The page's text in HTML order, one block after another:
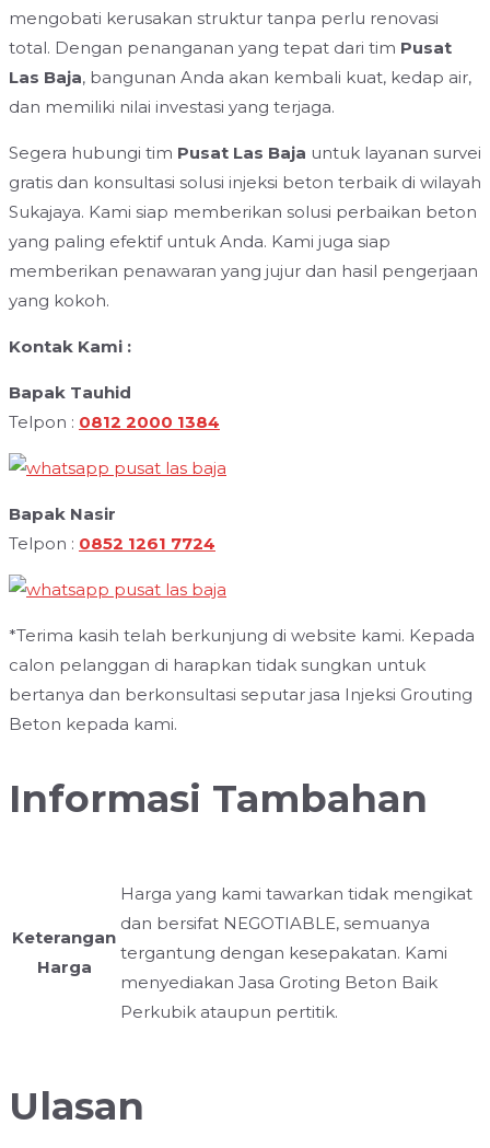
mengobati kerusakan struktur tanpa perlu renovasi
total. Dengan penanganan yang tepat dari tim Pusat
Las Baja, bangunan Anda akan kembali kuat, kedap air,
dan memiliki nilai investasi yang terjaga.
Segera hubungi tim Pusat Las Baja untuk layanan survei
gratis dan konsultasi solusi injeksi beton terbaik di wilayah
Sukajaya. Kami siap memberikan solusi perbaikan beton
yang paling efektif untuk Anda. Kami juga siap
memberikan penawaran yang jujur dan hasil pengerjaan
yang kokoh.
Kontak Kami :
Bapak Tauhid
Telpon : 0812 2000 1384
Bapak Nasir
Telpon : 0852 1261 7724
*Terima kasih telah berkunjung di website kami. Kepada
calon pelanggan di harapkan tidak sungkan untuk
bertanya dan berkonsultasi seputar jasa Injeksi Grouting
Beton kepada kami.
Informasi Tambahan
Keterangan
Harga
Harga yang kami tawarkan tidak mengikat
dan bersifat NEGOTIABLE, semuanya
tergantung dengan kesepakatan. Kami
menyediakan Jasa Groting Beton Baik
Perkubik ataupun pertitik.
Ulasan